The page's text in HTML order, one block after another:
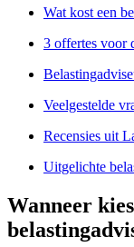
Wat kost een
3 offertes voor
Veelgestelde
Recensies uit
Uitgelichte
Wanneer